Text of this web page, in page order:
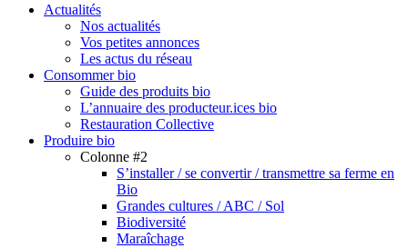
Close
Actualités
Nos actualités
Vos petites annonces
Les actus du réseau
Consommer bio
Guide des produits bio
L’annuaire des producteur.ices bio
Restauration Collective
Produire bio
Colonne #2
S’installer / se convertir / transmettre sa ferme en
Bio
Grandes cultures / ABC / Sol
Biodiversité
Maraîchage